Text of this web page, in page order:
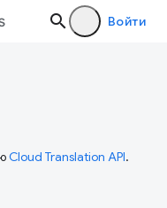
Войти
Cloud Translation API.